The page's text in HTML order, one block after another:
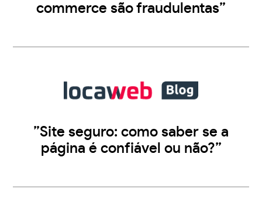
commerce são fraudulentas”
”Site seguro: como saber se a
página é confiável ou não?”